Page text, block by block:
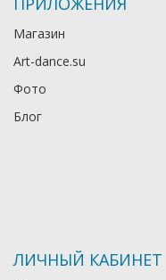
Магазин
Art-dance.su
Фото
Блог
ЛИЧНЫЙ КАБИНЕТ